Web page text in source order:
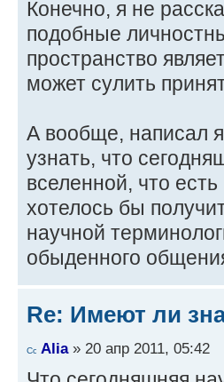
Конечно, я не
подобные
пространство
может сулить
А вообще, написал
узнать, что
вселенной, что
хотелось бы
научной
обыденного
Re: Имеют ли
Alia» 20 апр 2011, 05:42